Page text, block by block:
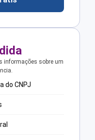
informações sobre um
do CNPJ